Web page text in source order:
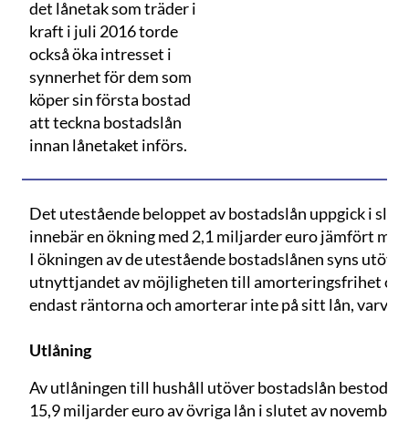
det lånetak som träder i
kraft i juli 2016 torde
också öka intresset i
synnerhet för dem som
köper sin första bostad
att teckna bostadslån
innan lånetaket införs.
Det utestående beloppet av bostadslån uppgick i
innebär en ökning med 2,1 miljarder euro jämfört
I ökningen av de utestående bostadslånen syns
utnyttjandet av möjligheten till amorteringsfrihet
endast räntorna och amorterar inte på sitt lån, varvid
Utlåning
Av utlåningen till hushåll utöver bostadslån bestod
15,9 miljarder euro av övriga lån i slutet av november.